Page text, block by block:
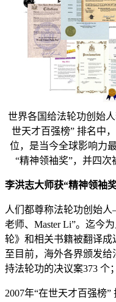
世界各国给法轮功创始
世天才百强榜” 排名中
位，是当今全球影响力
“精神领袖奖”，并四
李洪志大师获“精神领袖
人们都尊称法轮功创始
老师、Master Li”。迄今
轮》和相关书籍被翻译成
至目前，海外各界颁发给
持法轮功的决议案373 个
2007年“在世天才百强榜